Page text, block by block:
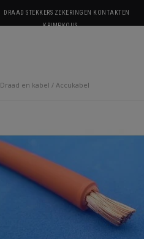
DRAAD STEKKERS ZEKERINGEN KONTAKTEN
KRIMPKOUS
Draad en kabel / Accukabel